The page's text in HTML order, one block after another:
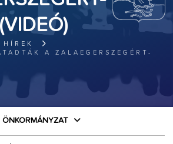
HÍREK
A ZALAEGERSZEGÉRT-
ÖNKORMÁNYZAT